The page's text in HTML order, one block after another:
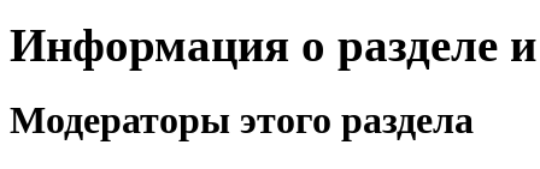
Информация о разделе
Модераторы этого раздела